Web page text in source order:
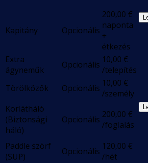
Kapitány Opcionális
200,00 €
naponta
+
étkezés
Extra
ágyneműk
Opcionális 10,00 €
/telepítés
Törölközők
Opcionális 10,00 €
/személy
Korlátháló
(Biztonsági
háló)
Opcionális 200,00 €
/foglalás
Paddle szörf
(SUP)
Opcionális 120,00 €
/hét